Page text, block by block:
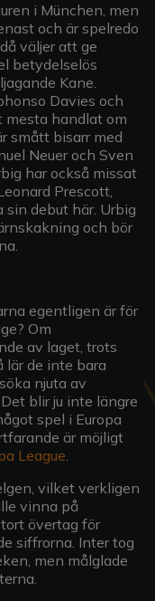
i München, men
och är spelredo
väljer att ge
betydelselös
Kane.
Davies och
mesta handlat om
smått bisarr med
Neuer och Sven
har också missat
Prescott,
debut här. Urbig
och bör
egentligen är för
Om
av laget, trots
lär de inte bara
njuta av
blir ju inte längre
spel i Europa
är möjligt
League.
vilket verkligen
vinna på
övertag för
siffrorna. Inter tog
men målglade